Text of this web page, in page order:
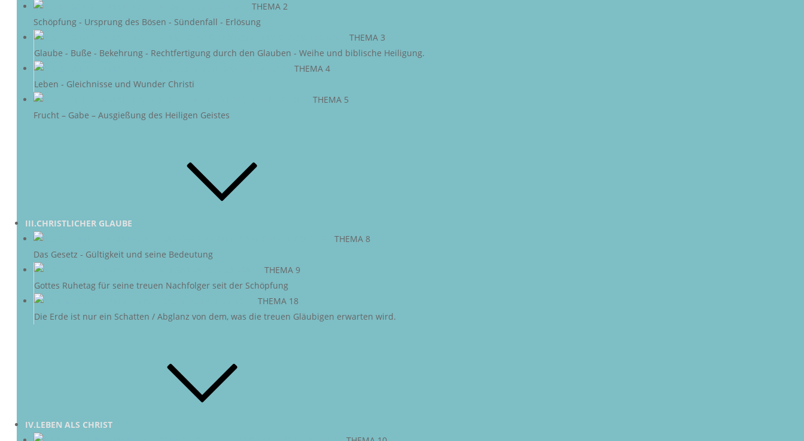
THEMA 2
Schöpfung - Ursprung des Bösen - Sündenfall - Erlösung
THEMA 3
Glaube - Buße - Bekehrung - Rechtfertigung durch den Glauben - Weihe und biblische Heiligung.
THEMA 4
Leben - Gleichnisse und Wunder Christi
THEMA 5
Frucht – Gabe – Ausgießung des Heiligen Geistes
III.CHRISTLICHER GLAUBE
THEMA 8
Das Gesetz - Gültigkeit und seine Bedeutung
THEMA 9
Gottes Ruhetag für seine treuen Nachfolger seit der Schöpfung
THEMA 18
Die Erde ist nur ein Schatten / Abglanz von dem, was die treuen Gläubigen erwarten wird.
IV.LEBEN ALS CHRIST